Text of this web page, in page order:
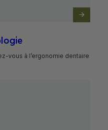
vous à l’ergonomie dentaire